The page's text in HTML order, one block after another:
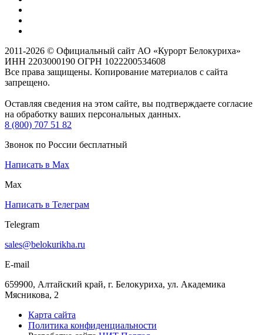
2011-2026 © Официальный сайт АО «Курорт Белокуриха»
ИНН 2203000190 ОГРН 1022200534608
Все права защищены. Копирование материалов с сайта
запрещено.
Оставляя сведения на этом сайте, вы подтверждаете согласие
на обработку ваших персональных данных.
8 (800) 707 51 82
Звонок по России бесплатный
Написать в Max
Max
Написать в Телеграм
Telegram
sales@belokurikha.ru
E-mail
659900, Алтайский край, г. Белокуриха, ул. Академика
Мясникова, 2
Карта сайта
Политика конфиденциальности